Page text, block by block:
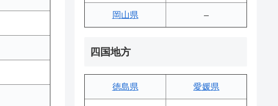
岡山県 –
四国地方
徳島県 愛媛県